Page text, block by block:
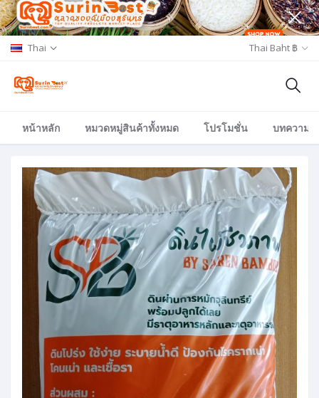
Thai Thai Baht ฿
หน้าหลัก หมวดหมู่สินค้าทั้งหมด โปรโมชั่น บทความ/